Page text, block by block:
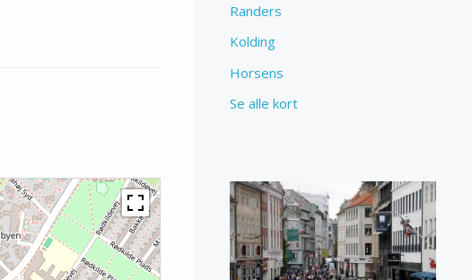
Randers
Kolding
Horsens
Se alle kort